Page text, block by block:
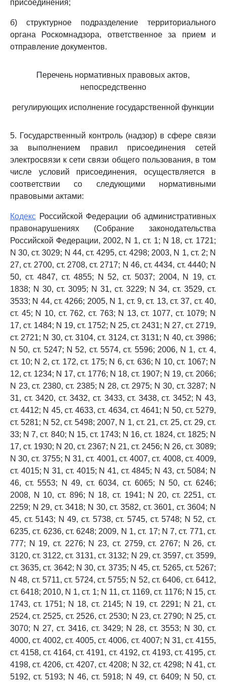
присоединения;
б) структурное подразделение территориального
органа Роскомнадзора, ответственное за прием и
отправление документов.
Перечень нормативных правовых актов,
непосредственно
регулирующих исполнение государственной функции
5. Государственный контроль (надзор) в сфере связи
за выполнением правил присоединения сетей
электросвязи к сети связи общего пользования, в том
числе условий присоединения, осуществляется в
соответствии со следующими нормативными
правовыми актами:
Кодекс Российской Федерации об административных
правонарушениях (Собрание законодательства
Российской Федерации, 2002, N 1, ст. 1; N 18, ст. 1721;
N 30, ст. 3029; N 44, ст. 4295, ст. 4298; 2003, N 1, ст. 2; N
27, ст. 2700, ст. 2708, ст. 2717; N 46, ст. 4434, ст. 4440; N
50, ст. 4847, ст. 4855; N 52, ст. 5037; 2004, N 19, ст.
1838; N 30, ст. 3095; N 31, ст. 3229; N 34, ст. 3529, ст.
3533; N 44, ст. 4266; 2005, N 1, ст. 9, ст. 13, ст. 37, ст. 40,
ст. 45; N 10, ст. 762, ст. 763; N 13, ст. 1077, ст. 1079; N
17, ст. 1484; N 19, ст. 1752; N 25, ст. 2431; N 27, ст. 2719,
ст. 2721; N 30, ст. 3104, ст. 3124, ст. 3131; N 40, ст. 3986;
N 50, ст. 5247; N 52, ст. 5574, ст. 5596; 2006, N 1, ст. 4,
ст. 10; N 2, ст. 172, ст. 175; N 6, ст. 636; N 10, ст. 1067; N
12, ст. 1234; N 17, ст. 1776; N 18, ст. 1907; N 19, ст. 2066;
N 23, ст. 2380, ст. 2385; N 28, ст. 2975; N 30, ст. 3287; N
31, ст. 3420, ст. 3432, ст. 3433, ст. 3438, ст. 3452; N 43,
ст. 4412; N 45, ст. 4633, ст. 4634, ст. 4641; N 50, ст. 5279,
ст. 5281; N 52, ст. 5498; 2007, N 1, ст. 21, ст. 25, ст. 29, ст.
33; N 7, ст. 840; N 15, ст. 1743; N 16, ст. 1824, ст. 1825; N
17, ст. 1930; N 20, ст. 2367; N 21, ст. 2456; N 26, ст. 3089;
N 30, ст. 3755; N 31, ст. 4001, ст. 4007, ст. 4008, ст. 4009,
ст. 4015; N 31, ст. 4015; N 41, ст. 4845; N 43, ст. 5084; N
46, ст. 5553; N 49, ст. 6034, ст. 6065; N 50, ст. 6246;
2008, N 10, ст. 896; N 18, ст. 1941; N 20, ст. 2251, ст.
2259; N 29, ст. 3418; N 30, ст. 3582, ст. 3601, ст. 3604; N
45, ст. 5143; N 49, ст. 5738, ст. 5745, ст. 5748; N 52, ст.
6235, ст. 6236, ст. 6248; 2009, N 1, ст. 17; N 7, ст. 771, ст.
777; N 19, ст. 2276; N 23, ст. 2759, ст. 2767; N 26, ст.
3120, ст. 3122, ст. 3131, ст. 3132; N 29, ст. 3597, ст. 3599,
ст. 3635, ст. 3642; N 30, ст. 3735; N 45, ст. 5265, ст. 5267;
N 48, ст. 5711, ст. 5724, ст. 5755; N 52, ст. 6406, ст. 6412,
ст. 6418; 2010, N 1, ст. 1; N 11, ст. 1169, ст. 1176; N 15, ст.
1743, ст. 1751; N 18, ст. 2145; N 19, ст. 2291; N 21, ст.
2524, ст. 2525, ст. 2526, ст. 2530; N 23, ст. 2790; N 25, ст.
3070; N 27, ст. 3416, ст. 3429; N 28, ст. 3553; N 30, ст.
4000, ст. 4002, ст. 4005, ст. 4006, ст. 4007; N 31, ст. 4155,
ст. 4158, ст. 4164, ст. 4191, ст. 4192, ст. 4193, ст. 4195, ст.
4198, ст. 4206, ст. 4207, ст. 4208; N 32, ст. 4298; N 41, ст.
5192, ст. 5193; N 46, ст. 5918; N 49, ст. 6409; N 50, ст.